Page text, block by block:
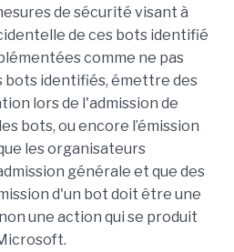
de sécurité visant à
de ces bots identifié
comme ne pas
bots identifiés, émettre des
lors de l'admission de
bots, ou encore l’émission
les organisateurs
générale et que des
d'un bot doit être une
une action qui se produit